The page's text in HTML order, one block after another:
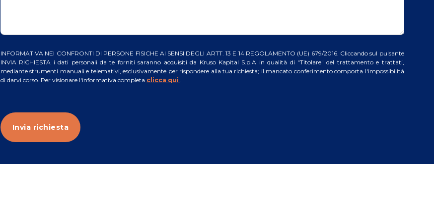
INFORMATIVA NEI CONFRONTI DI PERSONE FISICHE AI SENSI DEGLI ARTT. 13 E 14 REGOLAMENTO (UE) 679/2016. Cliccando sul pulsante
INVIA RICHIESTA i dati personali da te forniti saranno acquisiti da Kruso Kapital S.p.A in qualità di "Titolare" del trattamento e trattati,
mediante strumenti manuali e telemativi, esclusivamente per rispondere alla tua richiesta; il mancato conferimento comporta l'impossibilità
di darvi corso. Per visionare l'informativa completa clicca qui .